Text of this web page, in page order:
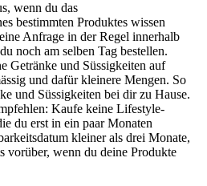
wenn du das
bestimmten Produktes wissen
Anfrage in der Regel innerhalb
noch am selben Tag bestellen.
Getränke und Süssigkeiten auf
und dafür kleinere Mengen. So
und Süssigkeiten bei dir zu Hause.
Kaufe keine Lifestyle-
du erst in ein paar Monaten
kleiner als drei Monate,
vorüber, wenn du deine Produkte